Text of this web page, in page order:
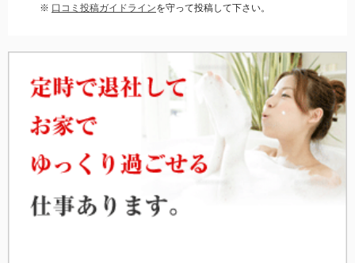
※ 口コミ投稿ガイドラインを守って投稿して下さい。